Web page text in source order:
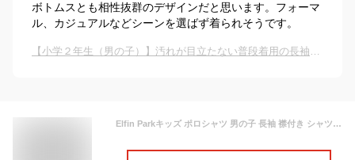
ボトムスとも相性抜群のデザインだと思います。フォーマ
ル、カジュアルなどシーンを選ばず着られそうです。
【小学２年生（男の子）】汚れが目立たない普段着用の長袖ポロシャツのおすすめは？
Elfin Parkキッズ ポロシャツ 男の子 長袖 襟付き シャツ 子供 ボーイズ Ｔシャツ 男児 無地 子供シャツ 綿 春夏 トップス 無地 通園 通学 スポーツ カジュアル 黄色 120